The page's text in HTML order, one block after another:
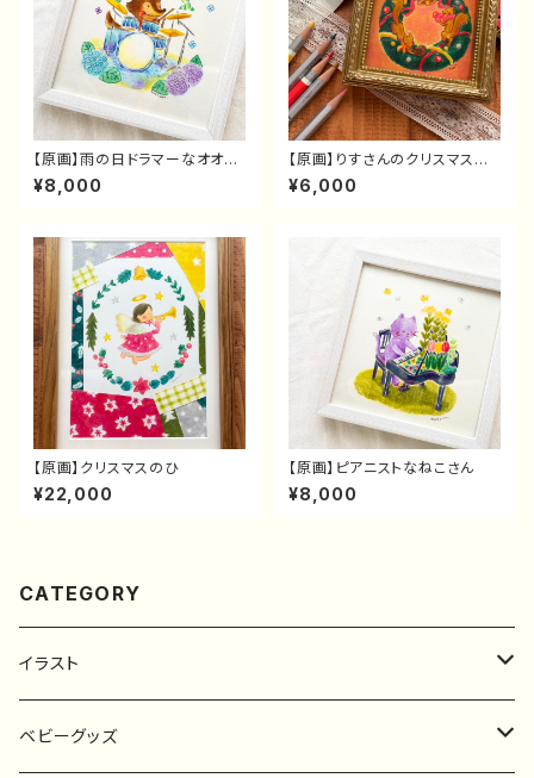
【原画】雨の日ドラマーなオオカ
ミさん
¥8,000
【原画】りすさんのクリスマスリ
ース
¥6,000
【原画】クリスマスのひ
¥22,000
【原画】ピアニストなねこさん
¥8,000
CATEGORY
イラスト
原画
ベビーグッズ